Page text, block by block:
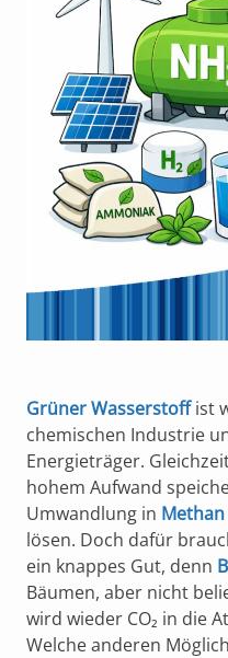
Grüner Wasserstoffist
chemischen Industrie
Energieträger.
hohem Aufwand
Umwandlung in Methan
lösen. Doch dafür
ein knappes Gut, denn
Bäumen, aber nicht
wird wieder CO₂ in die
Welche anderen